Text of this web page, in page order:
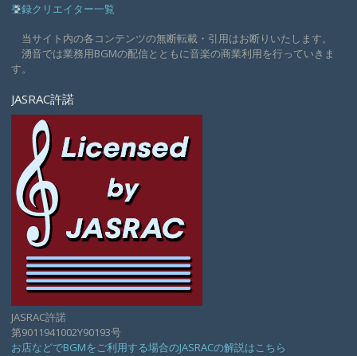
登録クリエイター一覧
当サイト内の各コンテンツの無断転載・引用はお断りいたします。
湧音では業務用BGMの配信とともに音楽の商業利用を行っていきま
す。
JASRAC許諾
JASRAC許諾
第9011941002Y90193号
お店などでBGMをご利用する場合のJASRACの解説はこちら